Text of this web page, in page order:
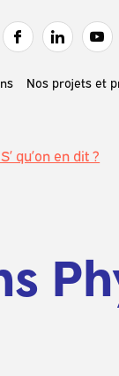
Nos projets et
qu’on en dit ?